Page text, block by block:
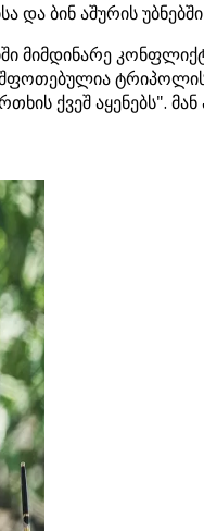
და ბინ აშურის
მიმდინარე
ქვეშ აყენებს".